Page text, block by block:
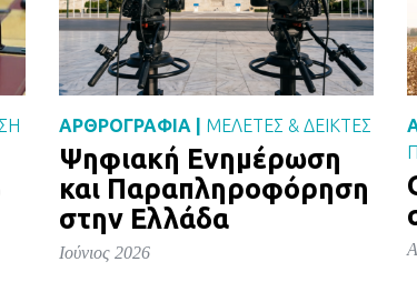
ΑΡΘΡΟΓΡΑΦΙΑ | ΜΕΛΈΤΕΣ & ΔΕΙΚΤΕΣ
Ψηφιακή Ενημέρωση
και Παραπληροφόρηση
στην Ελλάδα
Ιούνιος 2026